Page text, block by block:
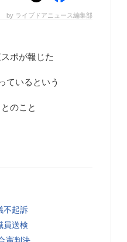
by ライブドアニュース編集部
ポが報じた
ているという
のこと
不起訴
員送検